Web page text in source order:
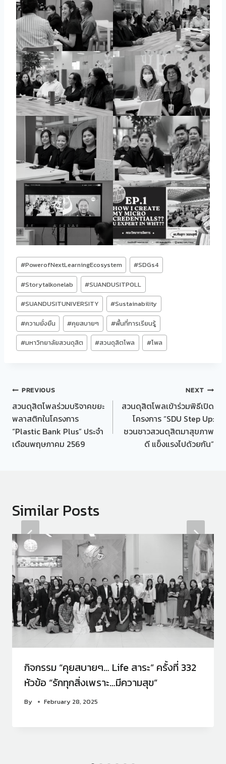
Post
Tags:
#PowerofNextLearningEcosystem #SDGs4
#Storytalkonelab #SUANDUSITPOLL
#SUANDUSITUNIVERSITY #Sustainability
#ความยั่งยืน #คุยสบายๆ #พื้นที่การเรียนรู้
#มหาวิทยาลัยสวนดุสิต #สวนดุสิตโพล #โพล
Post
navigation
PREVIOUS
สวนดุสิตโพลร่วมบริจาคขยะ
พลาสติกในโครงการ
“Plastic Bank Plus” ประจำ
เดือนพฤษภาคม 2569
NEXT
สวนดุสิตโพลเข้าร่วมพิธีเปิด
โครงการ “SDU Step Up:
ชวนชาวสวนดุสิตมาสุขภาพ
ดี แข็งแรงไปด้วยกัน”
Similar Posts
กิจกรรม “คุยสบายๆ… Life สาระ” ครั้งที่ 332
หัวข้อ “รักทุกสิ่งเพราะ…มีความสุข”
By February 28, 2025